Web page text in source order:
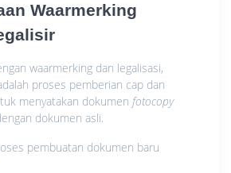
Waarmerking
waarmerking dan legalisasi,
proses pemberian cap dan
menyatakan dokumen fotocopy
dokumen asli.
pembuatan dokumen baru